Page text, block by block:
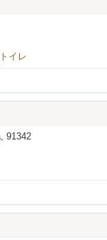
イレ
91342